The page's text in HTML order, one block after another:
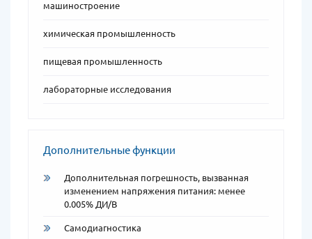
машиностроение
химическая промышленность
пищевая промышленность
лабораторные исследования
Дополнительные функции
Дополнительная погрешность, вызванная
изменением напряжения питания: менее
0.005% ДИ/В
Самодиагностика